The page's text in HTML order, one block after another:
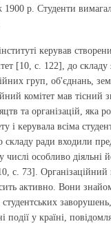
р. Студенти
керував
[10, с. 122], до складу
груп, об'єднань,
комітет мав тісний
та організацій, яка
і керувала всіма
складу ради входили
числі особливо діяльні
с. 73]. Організаційний
активно. Вони
події у країні,